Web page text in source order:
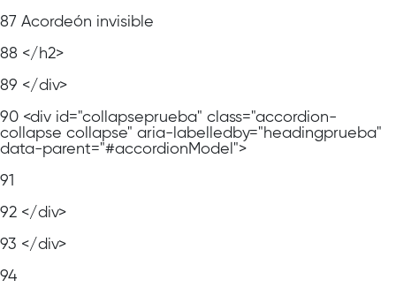
87 Acordeón invisible
88 </h2>
89 </div>
90 <div id="collapseprueba" class="accordion-
collapse collapse" aria-labelledby="headingprueba"
data-parent="#accordionModel">
91
92 </div>
93 </div>
94